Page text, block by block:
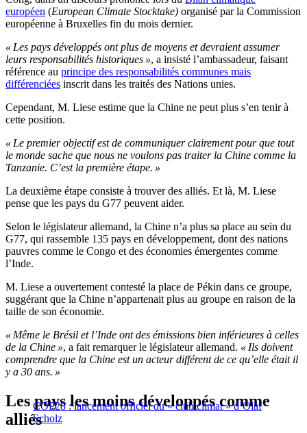
européen (European Climate Stocktake) organisé par la Commission
européenne à Bruxelles fin du mois dernier.
« Les pays développés ont plus de moyens et devraient assumer
leurs responsabilités historiques », a insisté l’ambassadeur, faisant
référence au principe des responsabilités communes mais
différenciées inscrit dans les traités des Nations unies.
Cependant, M. Liese estime que la Chine ne peut plus s’en tenir à
cette position.
« Le premier objectif est de communiquer clairement pour que tout
le monde sache que nous ne voulons pas traiter la Chine comme la
Tanzanie. C’est la première étape. »
La deuxième étape consiste à trouver des alliés. Et là, M. Liese
pense que les pays du G77 peuvent aider.
Selon le législateur allemand, la Chine n’a plus sa place au sein du
G77, qui rassemble 135 pays en développement, dont des nations
pauvres comme le Congo et des économies émergentes comme
l’Inde.
M. Liese a ouvertement contesté la place de Pékin dans ce groupe,
suggérant que la Chine n’appartenait plus au groupe en raison de la
taille de son économie.
« Même le Brésil et l’Inde ont des émissions bien inférieures à celles
de la Chine », a fait remarquer le législateur allemand. « Ils doivent
comprendre que la Chine est un acteur différent de ce qu’elle était il
y a 30 ans. »
COP28 : lancement officiel du « club climat » d’Olaf
Scholz
Les pays les moins développés comme
alliés